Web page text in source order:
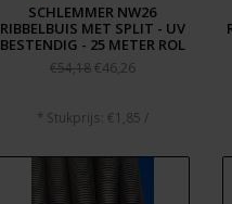
SCHLEMMER NW26
RIBBELBUIS MET SPLIT - UV
BESTENDIG - 25 METER ROL
€54,18€46,26
* Stukprijs: €1,85 /